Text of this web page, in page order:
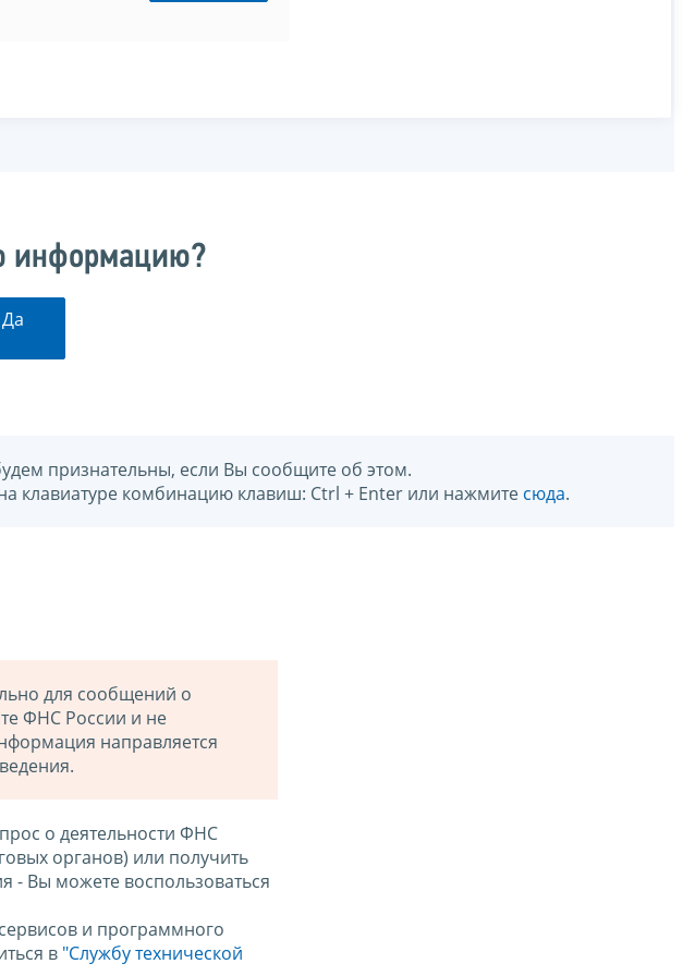
информацию?
Да
признательны, если Вы сообщите об этом.
клавиатуре комбинацию клавиш: Ctrl + Enter или нажмите сюда.
для сообщений о
ФНС России и не
направляется
о деятельности ФНС
органов) или получить
- Вы можете воспользоваться
и программного
в "Службу технической